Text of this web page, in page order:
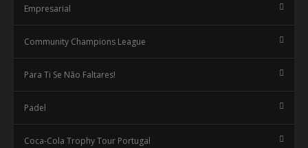
Empresarial
Community Champions League
Para Ti Se Não Faltares!
Padel
Coca-Cola Trophy Tour Portugal